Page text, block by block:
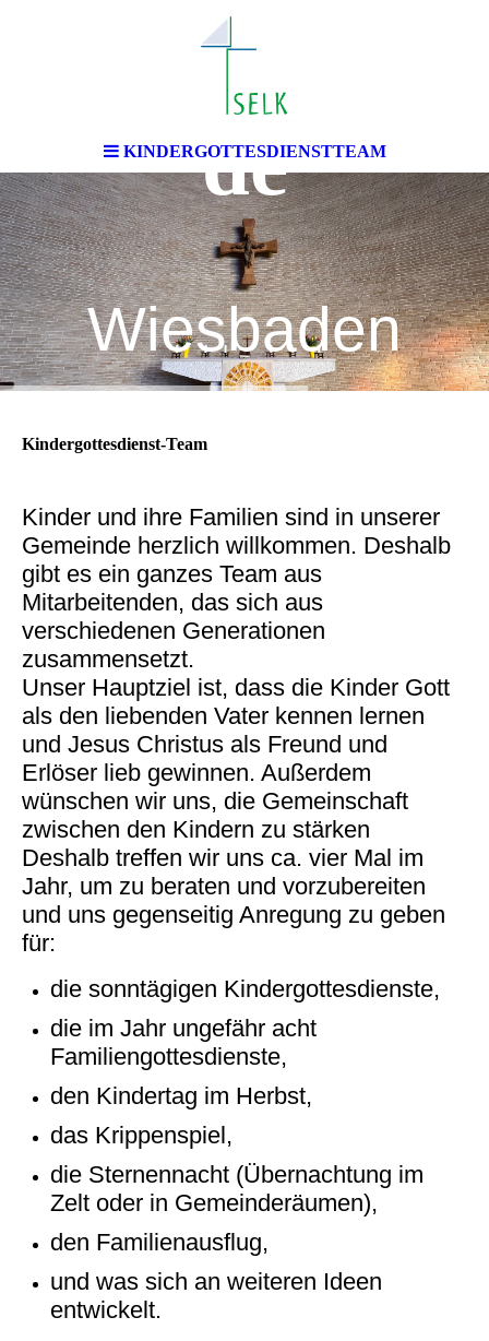
KINDERGOTTESDIENSTTEAM
chengemein
de
Wiesbaden
Kindergottesdienst-Team
Kinder und ihre Familien sind in unserer
Gemeinde herzlich willkommen. Deshalb
gibt es ein ganzes Team aus
Mitarbeitenden, das sich aus
verschiedenen Generationen
zusammensetzt.
Unser Hauptziel ist, dass die Kinder Gott
als den liebenden Vater kennen lernen
und Jesus Christus als Freund und
Erlöser lieb gewinnen. Außerdem
wünschen wir uns, die Gemeinschaft
zwischen den Kindern zu stärken
Deshalb treffen wir uns ca. vier Mal im
Jahr, um zu beraten und vorzubereiten
und uns gegenseitig Anregung zu geben
für:
die sonntägigen Kindergottesdienste,
die im Jahr ungefähr acht
Familiengottesdienste,
den Kindertag im Herbst,
das Krippenspiel,
die Sternennacht (Übernachtung im
Zelt oder in Gemeinderäumen),
den Familienausflug,
und was sich an weiteren Ideen
entwickelt.